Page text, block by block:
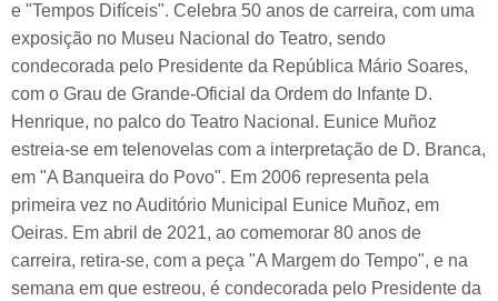
e "Tempos Difíceis". Celebra 50 anos de carreira, com uma
exposição no Museu Nacional do Teatro, sendo
condecorada pelo Presidente da República Mário Soares,
com o Grau de Grande-Oficial da Ordem do Infante D.
Henrique, no palco do Teatro Nacional. Eunice Muñoz
estreia-se em telenovelas com a interpretação de D. Branca,
em "A Banqueira do Povo". Em 2006 representa pela
primeira vez no Auditório Municipal Eunice Muñoz, em
Oeiras. Em abril de 2021, ao comemorar 80 anos de
carreira, retira-se, com a peça "A Margem do Tempo", e na
semana em que estreou, é condecorada pelo Presidente da